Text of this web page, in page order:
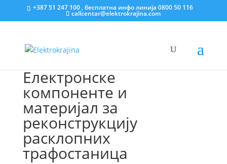
+387 51 247 100 , бесплатна инфо линија 0800 50 116
callcentar@elektrokrajina.com
Електронске
компоненте и
материјал за
реконструкцију
расклопних
трафостаница